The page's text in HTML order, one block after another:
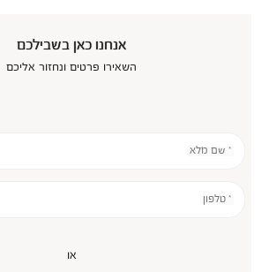
אנחנו כאן בשבילכם
השאירו פרטים ונחזור אליכם
* שם מלא
* טלפון
או